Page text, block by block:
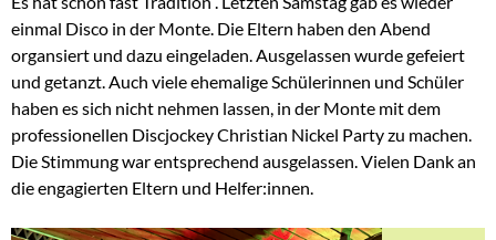
einmal Disco in der Monte. Die Eltern haben den Abend
organsiert und dazu eingeladen. Ausgelassen wurde gefeiert
und getanzt. Auch viele ehemalige Schülerinnen und Schüler
haben es sich nicht nehmen lassen, in der Monte mit dem
professionellen Discjockey Christian Nickel Party zu machen.
Die Stimmung war entsprechend ausgelassen. Vielen Dank an
die engagierten Eltern und Helfer:innen.